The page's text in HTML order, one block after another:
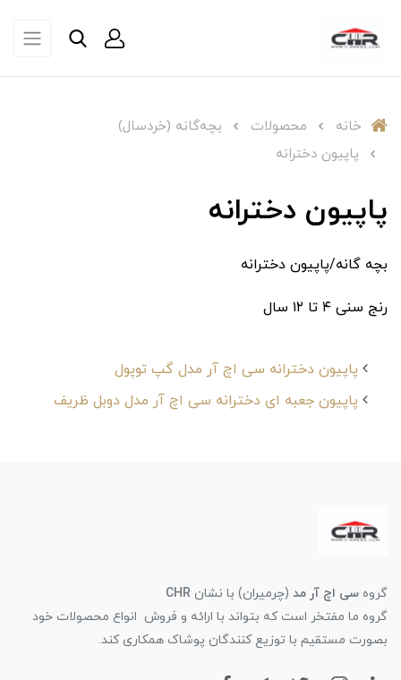
خانه محصولات
بچه‌گانه (خردسال)
پاپیون دخترانه
پاپیون دخترانه
بچه گانه/پاپیون دخترانه
رنج سنی ۴ تا ۱۲ سال
پاپیون دخترانه سی اچ آر مدل گپ توپول
پاپیون جعبه ای دخترانه سی اچ آر مدل دوبل ظریف
گروه سی اچ آر مد (چرمیران) با نشان CHR
گروه ما مفتخر است که بتواند با ارائه و فروش انواع محصولات خود
بصورت مستقیم با توزیع کنندگان پوشاک همکاری کند.